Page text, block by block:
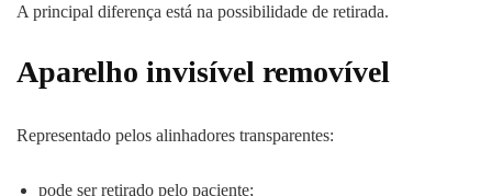
A principal diferença está na possibilidade de retirada.
Aparelho invisível removível
Representado pelos alinhadores transparentes:
pode ser retirado pelo paciente;